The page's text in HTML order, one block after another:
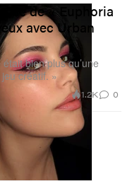
de « Euphoria
avec Urban
bien plus qu’une
créatif. »
1.2K 0